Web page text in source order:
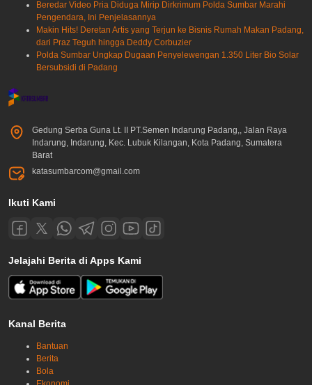
Beredar Video Pria Diduga Mirip Dirkrimum Polda Sumbar Marahi
Pengendara, Ini Penjelasannya
Makin Hits! Deretan Artis yang Terjun ke Bisnis Rumah Makan Padang,
dari Praz Teguh hingga Deddy Corbuzier
Polda Sumbar Ungkap Dugaan Penyelewengan 1.350 Liter Bio Solar
Bersubsidi di Padang
Gedung Serba Guna Lt. II PT.Semen Indarung Padang,, Jalan Raya
Indarung, Indarung, Kec. Lubuk Kilangan, Kota Padang, Sumatera
Barat
katasumbarcom@gmail.com
Ikuti Kami
Jelajahi Berita di Apps Kami
Kanal Berita
Bantuan
Berita
Bola